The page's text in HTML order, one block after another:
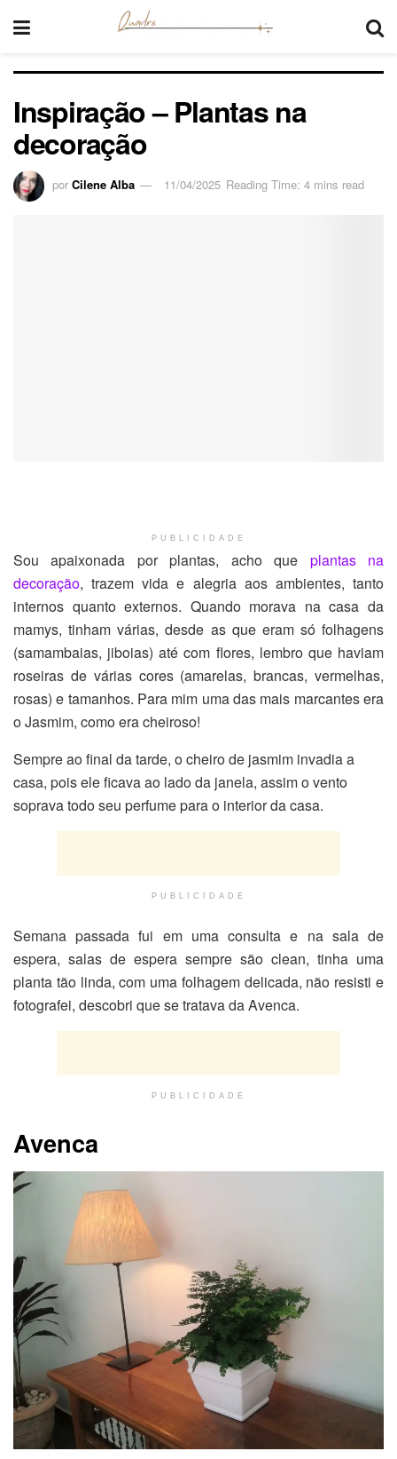
Inspiração – Plantas na
decoração
por Cilene Alba 11/04/2025 Reading Time: 4 mins read
PUBLICIDADE
Sou apaixonada por plantas, acho que plantas na
decoração, trazem vida e alegria aos ambientes, tanto
internos quanto externos. Quando morava na casa da
mamys, tinham várias, desde as que eram só folhagens
(samambaias, jiboias) até com flores, lembro que haviam
roseiras de várias cores (amarelas, brancas, vermelhas,
rosas) e tamanhos. Para mim uma das mais marcantes era
o Jasmim, como era cheiroso!
Sempre ao final da tarde, o cheiro de jasmim invadia a
casa, pois ele ficava ao lado da janela, assim o vento
soprava todo seu perfume para o interior da casa.
PUBLICIDADE
Semana passada fui em uma consulta e na sala de
espera, salas de espera sempre são clean, tinha uma
planta tão linda, com uma folhagem delicada, não resisti e
fotografei, descobri que se tratava da Avenca.
PUBLICIDADE
Avenca